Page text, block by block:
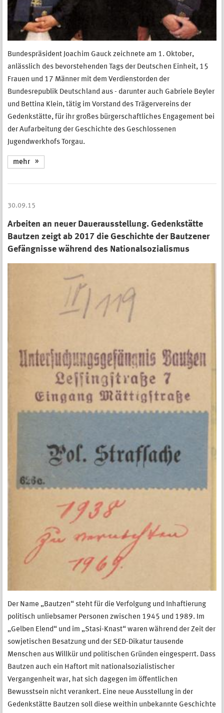
Bundespräsident Joachim Gauck zeichnete am 1. Oktober,
anlässlich des bevorstehenden Tags der Deutschen Einheit, 15
Frauen und 17 Männer mit dem Verdienstorden der
Bundesrepublik Deutschland aus - darunter auch Gabriele Beyler
und Bettina Klein, tätig im Vorstand des Trägervereins der
Gedenkstätte, für ihr großes bürgerschaftliches Engagement bei
der Aufarbeitung der Geschichte des Geschlossenen
Jugendwerkhofs Torgau.
mehr
30.09.15
Arbeiten an neuer Dauerausstellung. Gedenkstätte
Bautzen zeigt ab 2017 die Geschichte der Bautzener
Gefängnisse während des Nationalsozialismus
Der Name „Bautzen“ steht für die Verfolgung und Inhaftierung
politisch unliebsamer Personen zwischen 1945 und 1989. Im
„Gelben Elend“ und im „Stasi-Knast“ waren während der Zeit der
sowjetischen Besatzung und der SED-Dikatur tausende
Menschen aus Willkür und politischen Gründen eingesperrt. Dass
Bautzen auch ein Haftort mit nationalsozialistischer
Vergangenheit war, hat sich dagegen im öffentlichen
Bewusstsein nicht verankert. Eine neue Ausstellung in der
Gedenkstätte Bautzen soll diese weithin unbekannte Geschichte